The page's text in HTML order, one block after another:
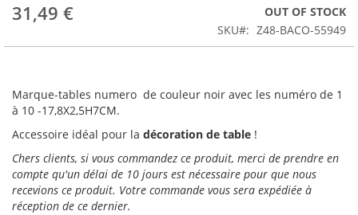
of
images
31,49 €
OUT OF STOCK
SKU
Z48-BACO-55949
Marque-tables numero de couleur noir avec les numéro de 1
à 10 -17,8X2,5H7CM.
Accessoire idéal pour la décoration de table !
Chers clients, si vous commandez ce produit, merci de prendre en
compte qu'un délai de 10 jours est nécessaire pour que nous
recevions ce produit. Votre commande vous sera expédiée à
réception de ce dernier.